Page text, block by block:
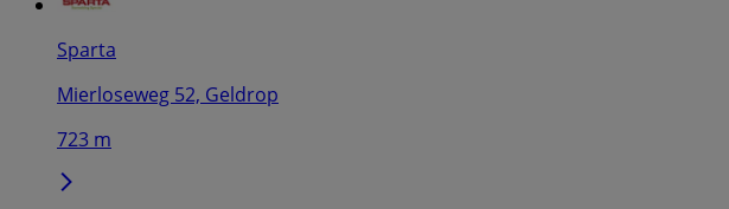
Sparta
Mierloseweg 52, Geldrop
723 m